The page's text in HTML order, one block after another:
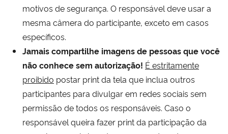
motivos de segurança. O responsável deve usar a
mesma câmera do participante, exceto em casos
específicos.
Jamais compartilhe imagens de pessoas que você
não conhece sem autorização! É estritamente
proibido postar print da tela que inclua outros
participantes para divulgar em redes sociais sem
permissão de todos os responsáveis. Caso o
responsável queira fazer print da participação da